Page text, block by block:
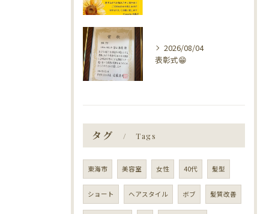
2026/08/04
表彰式😁
タグ Tags
東海市 美容室 女性 40代 髪型
ショート ヘアスタイル ボブ 髪質改善